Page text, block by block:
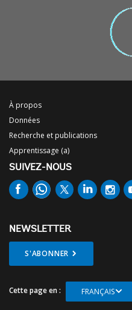
À propos
Données
Recherche et publications
Apprentissage (a)
SUIVEZ-NOUS
NEWSLETTER
S'ABONNER
Cette page en : FRANÇAIS